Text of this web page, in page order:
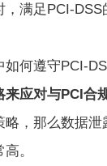
满足PCI-DSS
如何遵守PCI-
来应对与PCI合
略，那么数据泄
。